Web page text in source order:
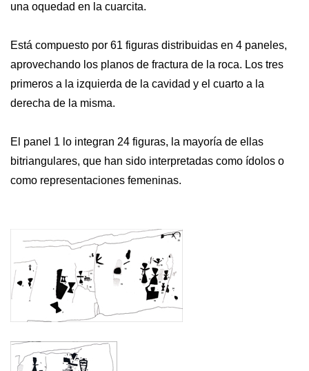
una oquedad en la cuarcita.
Está compuesto por 61 figuras distribuidas en 4 paneles,
aprovechando los planos de fractura de la roca. Los tres
primeros a la izquierda de la cavidad y el cuarto a la
derecha de la misma.
El panel 1 lo integran 24 figuras, la mayoría de ellas
bitriangulares, que han sido interpretadas como ídolos o
como representaciones femeninas.